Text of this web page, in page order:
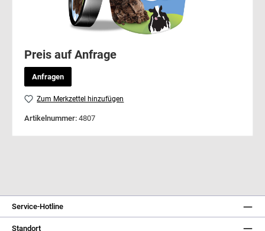
Preis auf Anfrage
Anfragen
Zum Merkzettel hinzufügen
Artikelnummer: 4807
Service-Hotline
Standort